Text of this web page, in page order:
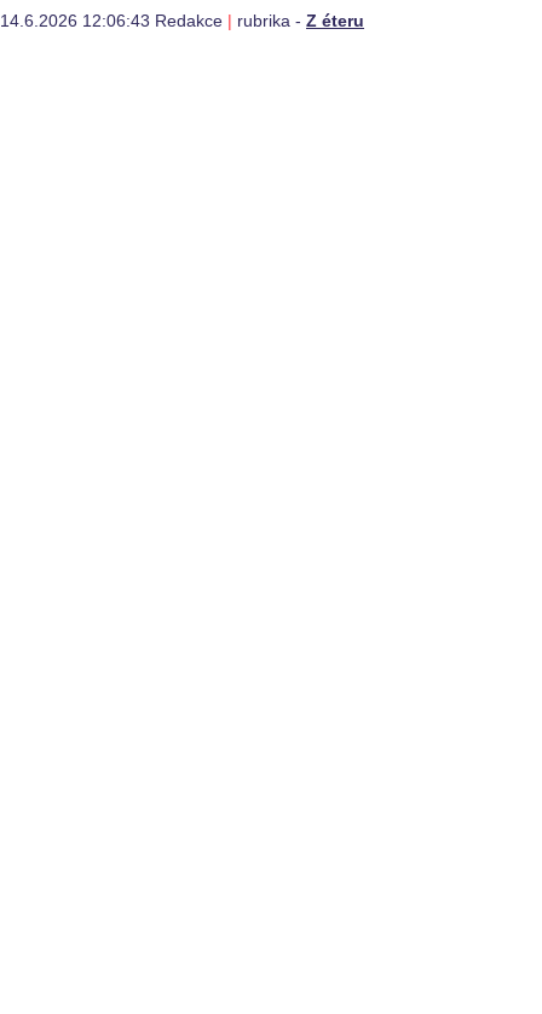
14.6.2026 12:06:43 Redakce | rubrika - Z éteru